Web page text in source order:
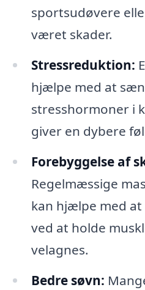
sportsudøvere
været skader.
Stressreduktion:
hjælpe med at
stresshormoner i
giver en dybere
Forebyggelse af
Regelmæssige
kan hjælpe med
ved at holde
velagnes.
Bedre søvn: